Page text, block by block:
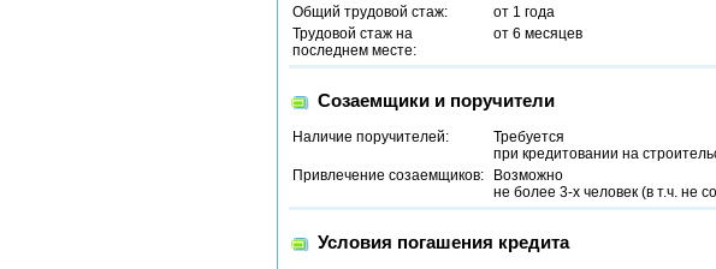
Общий трудовой стаж:
от 1 года
Трудовой стаж на
последнем месте:
от 6 месяцев
Созаемщики и поручители
Наличие поручителей:
Требуется
при кредитовании на
Привлечение созаемщиков:
Возможно
не более 3-х человек (в т.ч. не
Условия погашения кредита